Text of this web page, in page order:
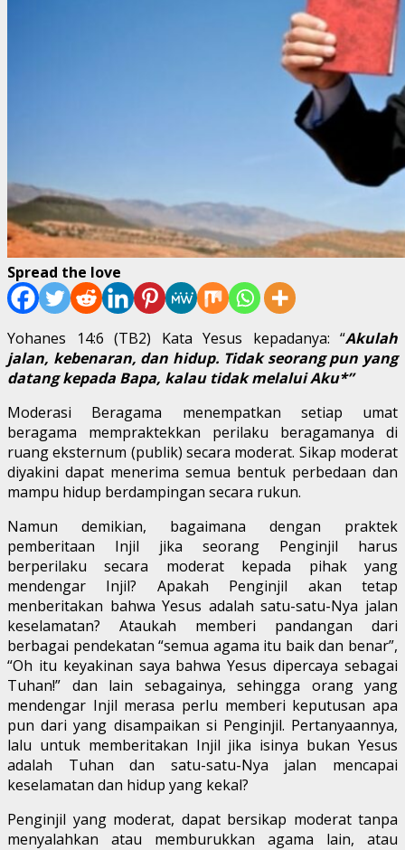
Spread the love
Yohanes 14:6 (TB2) Kata Yesus kepadanya: “Akulah
jalan, kebenaran, dan hidup. Tidak seorang pun yang
datang kepada Bapa, kalau tidak melalui Aku*”
Moderasi Beragama menempatkan setiap umat
beragama mempraktekkan perilaku beragamanya di
ruang eksternum (publik) secara moderat. Sikap moderat
diyakini dapat menerima semua bentuk perbedaan dan
mampu hidup berdampingan secara rukun.
Namun demikian, bagaimana dengan praktek
pemberitaan Injil jika seorang Penginjil harus
berperilaku secara moderat kepada pihak yang
mendengar Injil? Apakah Penginjil akan tetap
menberitakan bahwa Yesus adalah satu-satu-Nya jalan
keselamatan? Ataukah memberi pandangan dari
berbagai pendekatan “semua agama itu baik dan benar”,
“Oh itu keyakinan saya bahwa Yesus dipercaya sebagai
Tuhan!” dan lain sebagainya, sehingga orang yang
mendengar Injil merasa perlu memberi keputusan apa
pun dari yang disampaikan si Penginjil. Pertanyaannya,
lalu untuk memberitakan Injil jika isinya bukan Yesus
adalah Tuhan dan satu-satu-Nya jalan mencapai
keselamatan dan hidup yang kekal?
Penginjil yang moderat, dapat bersikap moderat tanpa
menyalahkan atau memburukkan agama lain, atau